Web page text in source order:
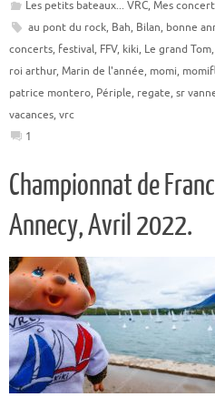
Les petits bateaux... VRC, Mes
au pont du rock, Bah, Bilan, bonne
concerts, festival, FFV, kiki, Le grand Tom,
roi arthur, Marin de l'année, momi,
patrice montero, Périple, regate, sr
vacances, vrc
1
Championnat de
Annecy, Avril 2022.